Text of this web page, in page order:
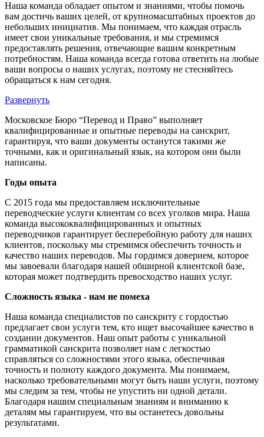
Наша команда обладает опытом и знаниями, чтобы помочь
вам достичь ваших целей, от крупномасштабных проектов до
небольших инициатив. Мы понимаем, что каждая отрасль
имеет свои уникальные требования, и мы стремимся
предоставлять решения, отвечающие вашим конкретным
потребностям. Наша команда всегда готова ответить на любые
ваши вопросы о наших услугах, поэтому не стесняйтесь
обращаться к нам сегодня.
Развернуть
Московское Бюро “Перевод и Право” выполняет
квалифицированные и опытные переводы на санскрит,
гарантируя, что ваши документы останутся такими же
точными, как и оригинальный язык, на котором они были
написаны.
Годы опыта
С 2015 года мы предоставляем исключительные
переводческие услуги клиентам со всех уголков мира. Наша
команда высококвалифицированных и опытных
переводчиков гарантирует бесперебойную работу для наших
клиентов, поскольку мы стремимся обеспечить точность и
качество наших переводов. Мы гордимся доверием, которое
мы завоевали благодаря нашей обширной клиентской базе,
которая может подтвердить превосходство наших услуг.
Сложность языка - нам не помеха
Наша команда специалистов по санскриту с гордостью
предлагает свои услуги тем, кто ищет высочайшее качество в
создании документов. Наш опыт работы с уникальной
грамматикой санскрита позволяет нам с легкостью
справляться со сложностями этого языка, обеспечивая
точность и полноту каждого документа. Мы понимаем,
насколько требовательными могут быть наши услуги, поэтому
мы следим за тем, чтобы не упустить ни одной детали.
Благодаря нашим специальным знаниям и вниманию к
деталям мы гарантируем, что вы останетесь довольны
результатами.